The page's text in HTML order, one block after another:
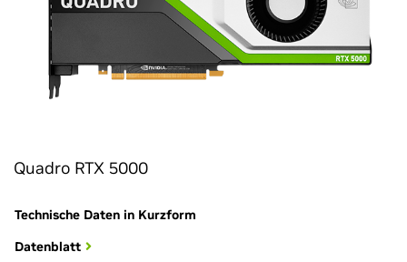
Quadro RTX 5000
Technische Daten in Kurzform
Datenblatt